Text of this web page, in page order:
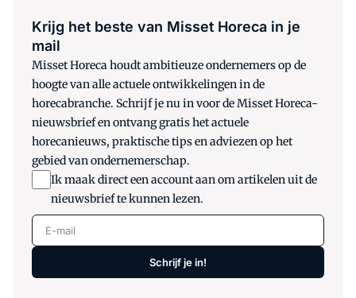
Krijg het beste van Misset Horeca in je
mail
Misset Horeca houdt ambitieuze ondernemers op de
hoogte van alle actuele ontwikkelingen in de
horecabranche. Schrijf je nu in voor de Misset Horeca-
nieuwsbrief en ontvang gratis het actuele
horecanieuws, praktische tips en adviezen op het
gebied van ondernemerschap.
Ik maak direct een account aan om artikelen uit de
nieuwsbrief te kunnen lezen.
E-mail
Schrijf je in!